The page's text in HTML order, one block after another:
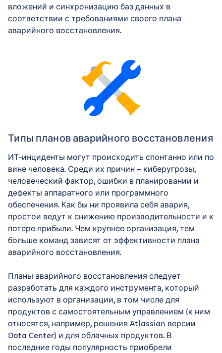
вложений и синхронизацию баз данных в
соответствии с требованиями своего плана
аварийного восстановления.
Типы планов аварийного восстановления
ИТ-инциденты могут происходить спонтанно или по
вине человека. Среди их причин — киберугрозы,
человеческий фактор, ошибки в планировании и
дефекты аппаратного или программного
обеспечения. Как бы ни проявила себя авария,
простои ведут к снижению производительности и к
потере прибыли. Чем крупнее организация, тем
больше команд зависят от эффективности плана
аварийного восстановления.
Планы аварийного восстановления следует
разработать для каждого инструмента, который
используют в организации, в том числе для
продуктов с самостоятельным управлением (к ним
относятся, например, решения Atlassian версии
Data Center) и для облачных продуктов. В
последние годы популярность приобрели